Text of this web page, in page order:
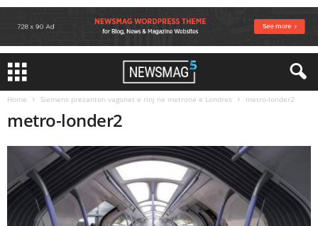
Home Siemens prezanton vagonet e rinj ne metrone e Londres metro-londer2
metro-londer2